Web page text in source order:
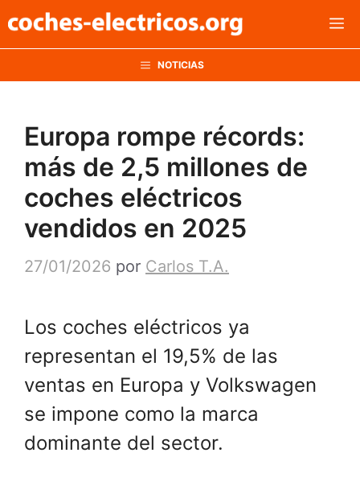
al
NOTICIAS
Europa rompe récords:
más de 2,5 millones de
coches eléctricos
vendidos en 2025
27/01/2026 por Carlos T.A.
Los coches eléctricos ya
representan el 19,5% de las
ventas en Europa y Volkswagen
se impone como la marca
dominante del sector.